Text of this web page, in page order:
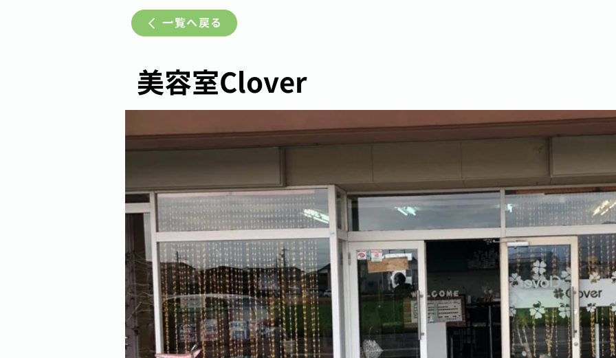
一覧へ戻る
美容室Clover